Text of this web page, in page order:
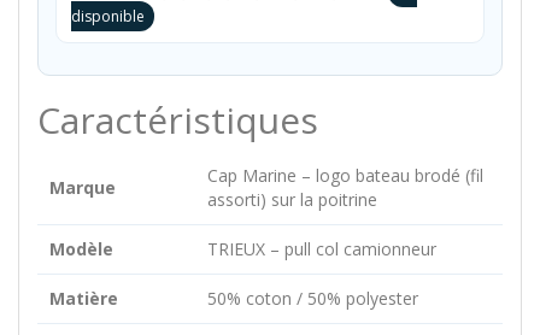
disponible
Caractéristiques
Marque
Cap Marine – logo bateau brodé (fil
assorti) sur la poitrine
Modèle TRIEUX – pull col camionneur
Matière 50% coton / 50% polyester